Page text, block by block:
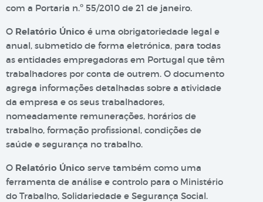
com a Portaria n.º 55/2010 de 21 de janeiro.
O Relatório Único é uma obrigatoriedade legal e
anual, submetido de forma eletrónica, para todas
as entidades empregadoras em Portugal que têm
trabalhadores por conta de outrem. O documento
agrega informações detalhadas sobre a atividade
da empresa e os seus trabalhadores,
nomeadamente remunerações, horários de
trabalho, formação profissional, condições de
saúde e segurança no trabalho.
O Relatório Único serve também como uma
ferramenta de análise e controlo para o Ministério
do Trabalho, Solidariedade e Segurança Social.